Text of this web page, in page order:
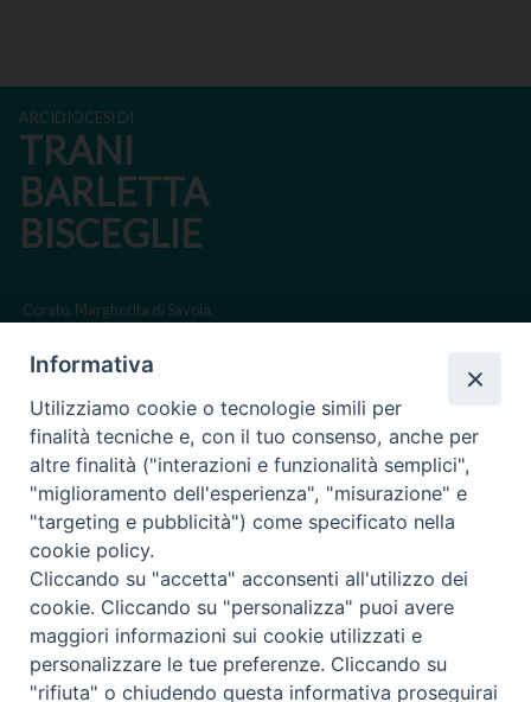
ARCIDIOCESI DI
TRANI
BARLETTA
BISCEGLIE
Corato, Margherita di Savoia,
Regione ecclesiastica Puglia
Via Beltrani, 9
76125 Trani BT
Centralino Tel. 0883 494211
Cancelleria Tel. 0883 494204
cancelleria@arcidiocesitrani.it
Copyright © Arcidiocesi di Trani Barletta Bisceglie
Informativa
Utilizziamo cookie o tecnologie simili per
finalità tecniche e, con il tuo consenso, anche per
altre finalità ("interazioni e funzionalità semplici",
"miglioramento dell'esperienza", "misurazione" e
"targeting e pubblicità") come specificato nella
cookie policy.
Cliccando su "accetta" acconsenti all'utilizzo dei
cookie. Cliccando su "personalizza" puoi avere
maggiori informazioni sui cookie utilizzati e
personalizzare le tue preferenze. Cliccando su
"rifiuta" o chiudendo questa informativa proseguirai